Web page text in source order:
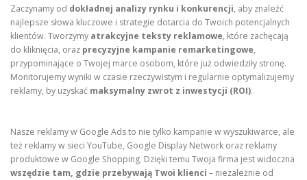
Zaczynamy od dokładnej analizy rynku i konkurencji, aby znaleźć
najlepsze słowa kluczowe i strategie dotarcia do Twoich potencjalnych
klientów. Tworzymy atrakcyjne teksty reklamowe, które zachęcają
do kliknięcia, oraz precyzyjne kampanie remarketingowe,
przypominające o Twojej marce osobom, które już odwiedziły stronę.
Monitorujemy wyniki w czasie rzeczywistym i regularnie optymalizujemy
reklamy, by uzyskać maksymalny zwrot z inwestycji (ROI).
Nasze reklamy w Google Ads to nie tylko kampanie w wyszukiwarce, ale
też reklamy w sieci YouTube, Google Display Network oraz reklamy
produktowe w Google Shopping. Dzięki temu Twoja firma jest widoczna
wszędzie tam, gdzie przebywają Twoi klienci – niezależnie od